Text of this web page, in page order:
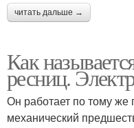
читать дальше →
Как
ресниц.
Он работает по тому же
механический